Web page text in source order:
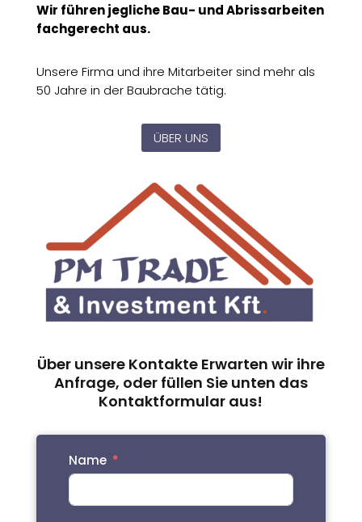
Wir führen jegliche Bau- und Abrissarbeiten
fachgerecht aus.
Unsere Firma und ihre Mitarbeiter sind mehr als
50 Jahre in der Baubrache tätig.
ÜBER UNS
Über unsere Kontakte Erwarten wir ihre
Anfrage, oder füllen Sie unten das
Kontaktformular aus!
Name